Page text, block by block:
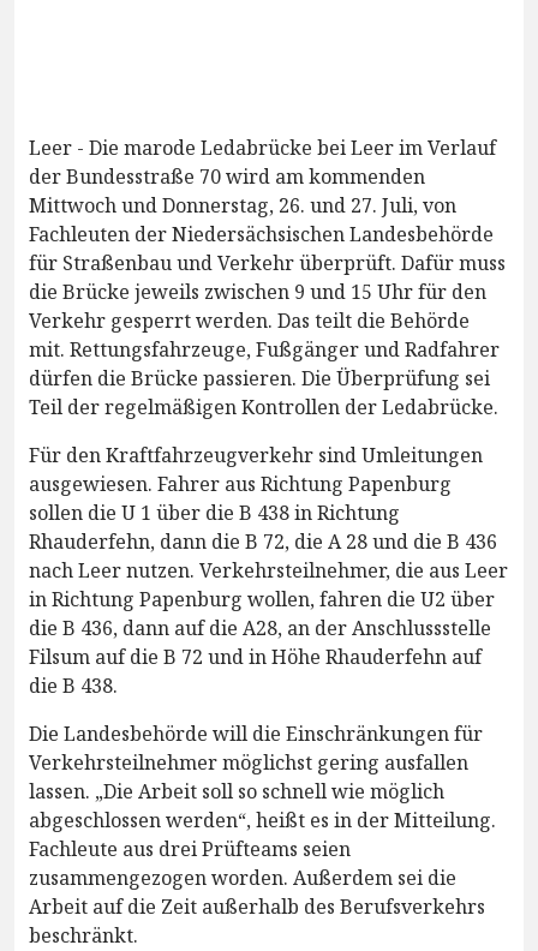
Leer - Die marode Ledabrücke bei Leer im Verlauf
der Bundesstraße 70 wird am kommenden
Mittwoch und Donnerstag, 26. und 27. Juli, von
Fachleuten der Niedersächsischen Landesbehörde
für Straßenbau und Verkehr überprüft. Dafür muss
die Brücke jeweils zwischen 9 und 15 Uhr für den
Verkehr gesperrt werden. Das teilt die Behörde
mit. Rettungsfahrzeuge, Fußgänger und Radfahrer
dürfen die Brücke passieren. Die Überprüfung sei
Teil der regelmäßigen Kontrollen der Ledabrücke.
Für den Kraftfahrzeugverkehr sind Umleitungen
ausgewiesen. Fahrer aus Richtung Papenburg
sollen die U 1 über die B 438 in Richtung
Rhauderfehn, dann die B 72, die A 28 und die B 436
nach Leer nutzen. Verkehrsteilnehmer, die aus Leer
in Richtung Papenburg wollen, fahren die U2 über
die B 436, dann auf die A28, an der Anschlussstelle
Filsum auf die B 72 und in Höhe Rhauderfehn auf
die B 438.
Die Landesbehörde will die Einschränkungen für
Verkehrsteilnehmer möglichst gering ausfallen
lassen. „Die Arbeit soll so schnell wie möglich
abgeschlossen werden“, heißt es in der Mitteilung.
Fachleute aus drei Prüfteams seien
zusammengezogen worden. Außerdem sei die
Arbeit auf die Zeit außerhalb des Berufsverkehrs
beschränkt.